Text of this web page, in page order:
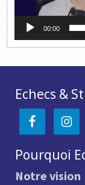
00:00
Echecs &
Pourquoi
Notre vision